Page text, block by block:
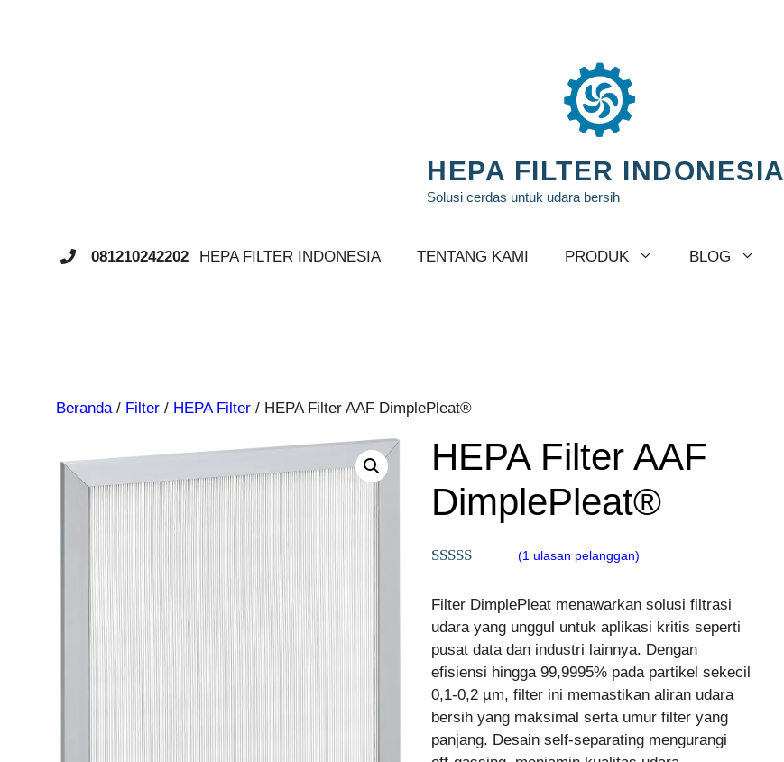
HEPA FILTER INDONESIA
Solusi cerdas untuk udara bersih
HEPA FILTER INDONESIA TENTANG KAMI PRODUK BLOG
081210242202
Beranda/ Filter / HEPA Filter / HEPA Filter AAF DimplePleat®
HEPA Filter AAF
DimplePleat®
(1 ulasan pelanggan)
Filter DimplePleat menawarkan solusi filtrasi
udara yang unggul untuk aplikasi kritis seperti
pusat data dan industri lainnya. Dengan
efisiensi hingga 99,9995% pada partikel sekecil
0,1-0,2 µm, filter ini memastikan aliran udara
bersih yang maksimal serta umur filter yang
panjang. Desain self-separating mengurangi